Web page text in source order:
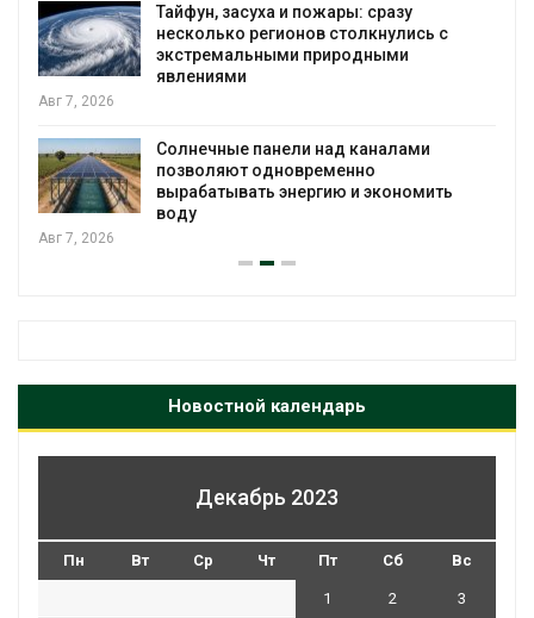
Тайфун, засуха и пожары: сразу
несколько регионов столкнулись с
экстремальными природными
явлениями
Авг 7, 2026
Солнечные панели над каналами
позволяют одновременно
вырабатывать энергию и экономить
воду
Авг 7, 2026
Новостной календарь
Декабрь 2023
Пн Вт Ср Чт Пт Сб Вс
1 2 3